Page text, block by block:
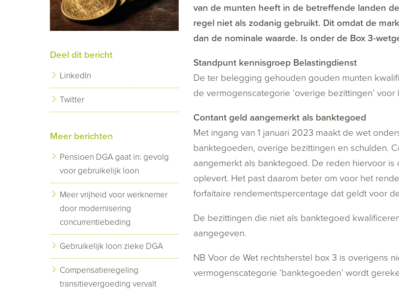
van de munten heeft in de betreffende landen
regel niet als zodanig gebruikt. Dit omdat de
dan de nominale waarde. Is onder de Box 3-
Standpunt kennisgroep Belastingdienst
De ter belegging gehouden gouden munten
de vermogenscategorie ‘overige bezittingen’ voor
Contant geld aangemerkt als banktegoed
Met ingang van 1 januari 2023 maakt de wet
banktegoeden, overige bezittingen en schulden.
aangemerkt als banktegoed. De reden hiervoor
oplevert. Het past daarom beter om voor het
forfaitaire rendementspercentage dat geldt voor
De bezittingen die niet als banktegoed
aangegeven.
NB Voor de Wet rechtsherstel box 3 is overigens
vermogenscategorie ‘banktegoeden’ wordt
Deel dit bericht
LinkedIn
Twitter
Meer berichten
Pensioen DGA gaat in: gevolg
voor gebruikelijk loon
Meer vrijheid voor werknemer
door modernisering
concurrentiebeding
Gebruikelijk loon zieke DGA
Compensatieregeling
transitievergoeding vervalt